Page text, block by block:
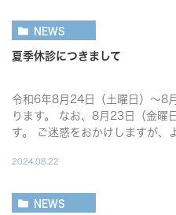
NEWS
夏季休診につきまして
令和6年8月24日（土曜日）～8
ります。 なお、8月23日（金曜
す。 ご迷惑をおかけしますが、
2024.08.22
NEWS